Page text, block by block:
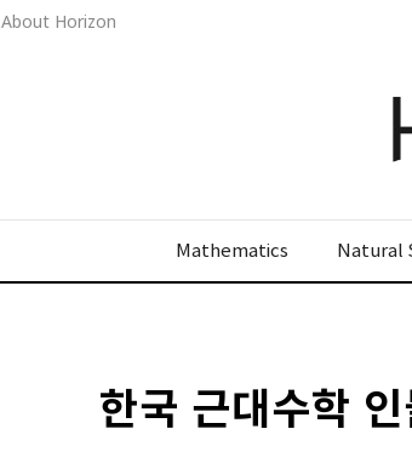
About Horizon
Mathematics Natural
한국 근대수학